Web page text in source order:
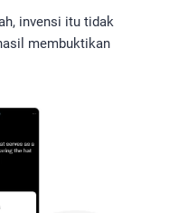
invensi itu tidak
membuktikan